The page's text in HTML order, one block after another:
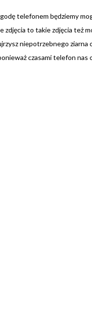
telefonem będziemy
zdjęcia to takie zdjęcia też
niepotrzebnego
czasami telefon nas